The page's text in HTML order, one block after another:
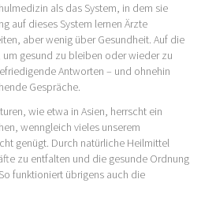
als das System, in dem sie
auf dieses System lernen Ärzte
aber wenig über Gesundheit. Auf die
um gesund zu bleiben oder wieder zu
Antworten – und ohnehin
Gespräche.
wie etwa in Asien, herrscht ein
wenngleich vieles unserem
genügt. Durch natürliche Heilmittel
zu entfalten und die gesunde Ordnung
funktioniert übrigens auch die